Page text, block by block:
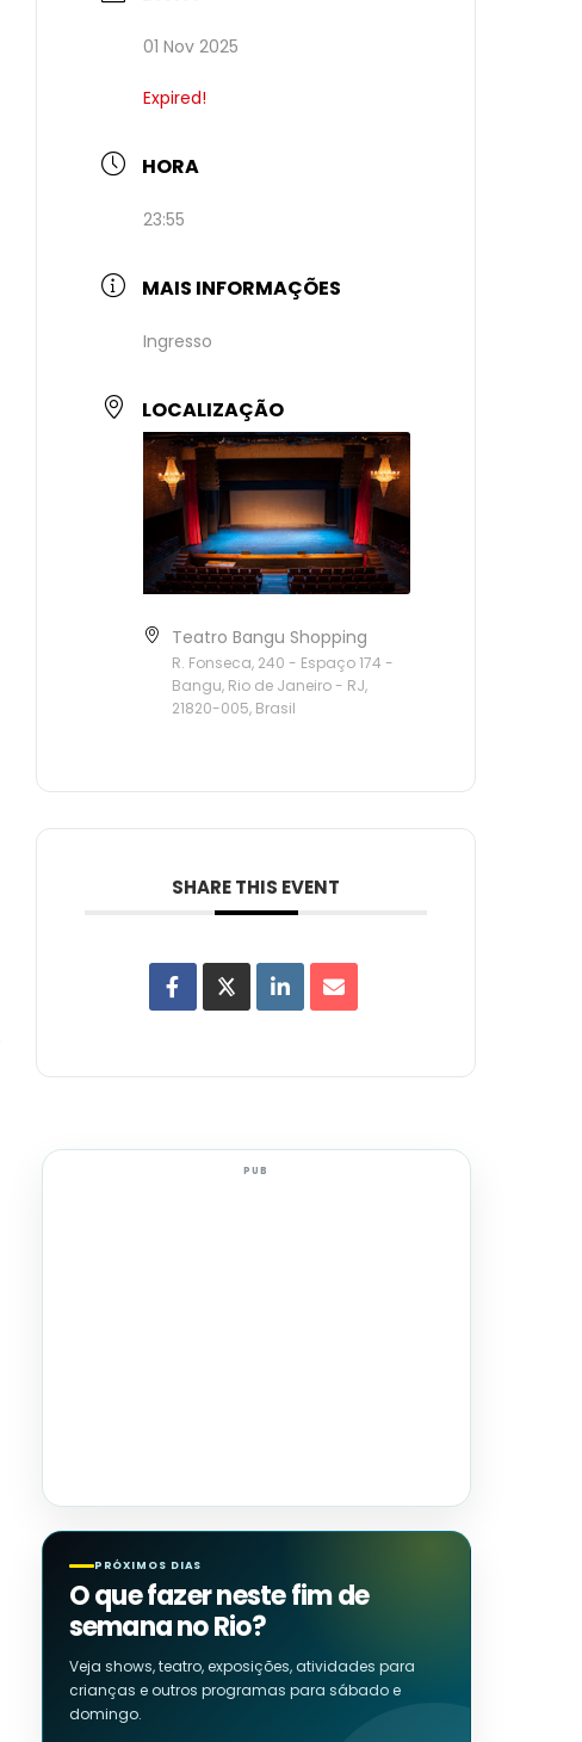
01 Nov 2025
Expired!
HORA
23:55
MAIS INFORMAÇÕES
Ingresso
LOCALIZAÇÃO
Teatro Bangu Shopping
R. Fonseca, 240 - Espaço 174 -
Bangu, Rio de Janeiro - RJ,
21820-005, Brasil
SHARE THIS EVENT
PUB
PRÓXIMOS DIAS
O que fazer neste fim de
semana no Rio?
Veja shows, teatro, exposições, atividades para
crianças e outros programas para sábado e
domingo.